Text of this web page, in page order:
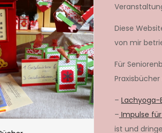
Diese
von mir
Für
Praxisbücher
– Lachyoga-
– Impulse
ist und